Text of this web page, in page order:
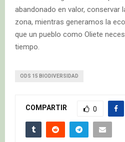
abandonado en valor, conservar
zona, mientras generamos la
que un pueblo como Oliete
tiempo.
ODS 15 BIODIVERSIDAD
COMPARTIR 0